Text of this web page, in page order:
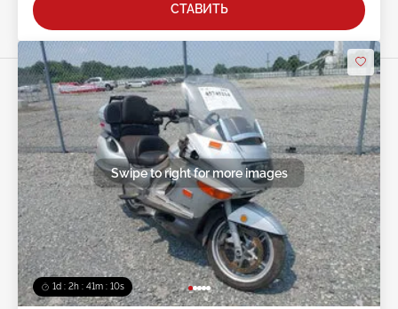
СТАВИТЬ
1d : 2h : 41m : 08s
Swipe to right for more images